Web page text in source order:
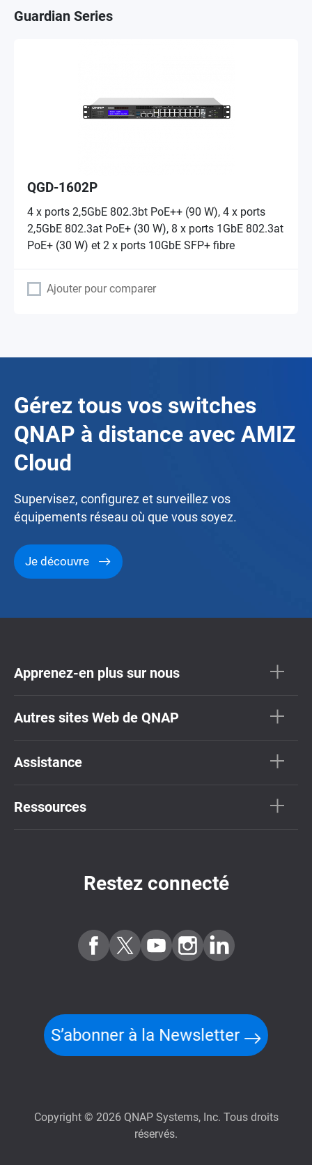
Guardian Series
QGD-1602P
4 x ports 2,5GbE 802.3bt PoE++ (90 W), 4 x ports
2,5GbE 802.3at PoE+ (30 W), 8 x ports 1GbE 802.3at
PoE+ (30 W) et 2 x ports 10GbE SFP+ fibre
Ajouter pour comparer
Gérez tous vos switches
QNAP à distance avec AMIZ
Cloud
Supervisez, configurez et surveillez vos
équipements réseau où que vous soyez.
Je découvre
Apprenez-en plus sur nous
Autres sites Web de QNAP
Assistance
Ressources
Restez connecté
S’abonner à la Newsletter
Copyright © 2026 QNAP Systems, Inc. Tous droits
réservés.